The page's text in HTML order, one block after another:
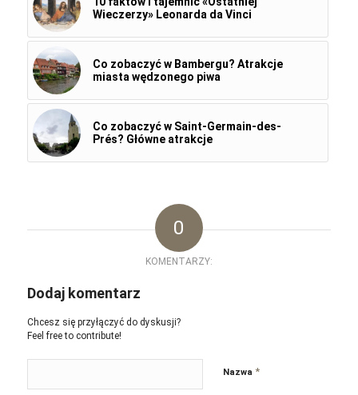
Wieczerzy» Leonarda da Vinci
Co zobaczyć w Bambergu? Atrakcje
miasta wędzonego piwa
Co zobaczyć w Saint-Germain-des-
Prés? Główne atrakcje
0
KOMENTARZY:
Dodaj komentarz
Chcesz się przyłączyć do dyskusji?
Feel free to contribute!
Nazwa *